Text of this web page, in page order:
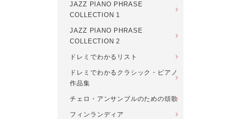
JAZZ PIANO PHRASE
COLLECTION 1
JAZZ PIANO PHRASE
COLLECTION 2
ドレミでわかるリスト
ドレミでわかるクラシック・ピアノ
作品集
チェロ・アンサンブルのための頌歌
フィンランディア